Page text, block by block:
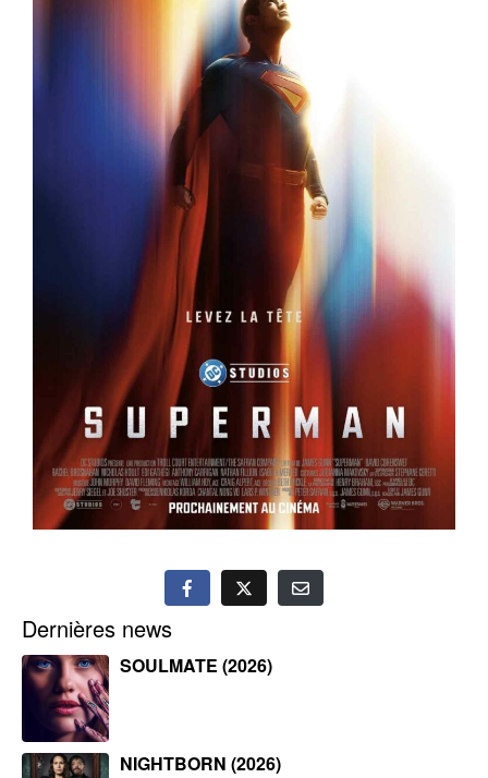
Dernières news
SOULMATE (2026)
NIGHTBORN (2026)